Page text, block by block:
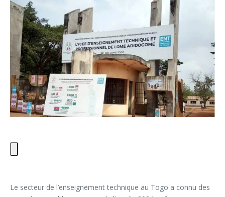
Le secteur de l’enseignement technique au Togo a connu des